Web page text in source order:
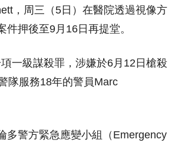
，周三（5日）在醫院透過視像方
件押後至9月16日再提堂。
一級謀殺罪，涉嫌於6月12日槍殺
隊服務18年的警員Marc
多警方緊急應變小組（Emergency